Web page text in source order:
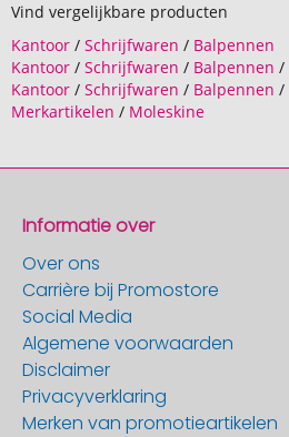
Vind vergelijkbare producten
Kantoor / Schrijfwaren / Balpennen
Kantoor / Schrijfwaren / Balpennen /
Kantoor / Schrijfwaren / Balpennen /
Merkartikelen / Moleskine
Informatie over
Over ons
Carrière bij Promostore
Social Media
Algemene voorwaarden
Disclaimer
Privacyverklaring
Merken van promotieartikelen